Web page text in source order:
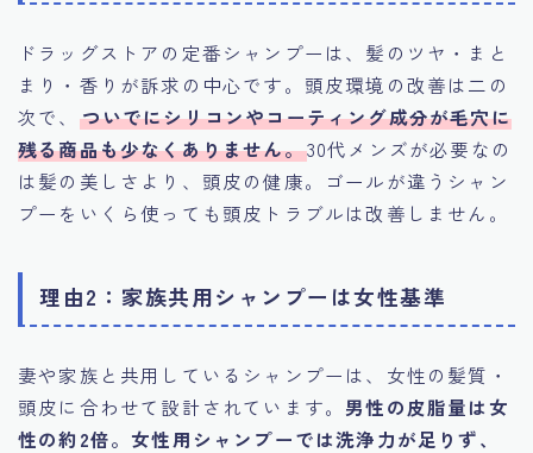
ドラッグストアの定番シャンプーは、髪のツヤ・まと
まり・香りが訴求の中心です。頭皮環境の改善は二の
次で、 ついでにシリコンやコーティング成分が毛穴に
残る商品も少なくありません。30代メンズが必要なの
は髪の美しさより、頭皮の健康。ゴールが違うシャン
プーをいくら使っても頭皮トラブルは改善しません。
理由2：家族共用シャンプーは女性基準
妻や家族と共用しているシャンプーは、女性の髪質・
頭皮に合わせて設計されています。 男性の皮脂量は女
性の約2倍。女性用シャンプーでは洗浄力が足りず、